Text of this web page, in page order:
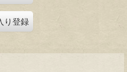
り登録